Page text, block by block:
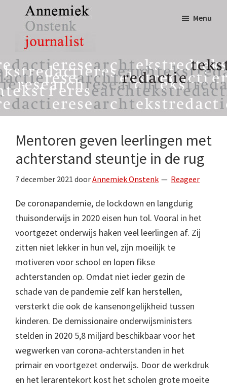
inhoud
eerste
sidebar
Annemiek
Onstenk
Journalist
tekst,
redactie
&
research
Menu
Mentoren geven leerlingen met
achterstand steuntje in de rug
7 december 2021 doorAnnemiek Onstenk Reageer
De coronapandemie, de lockdown en langdurig
thuisonderwijs in 2020 eisen hun tol. Vooral in het
voortgezet onderwijs haken veel leerlingen af. Zij
zitten niet lekker in hun vel, zijn moeilijk te
motiveren voor school en lopen fikse
achterstanden op. Omdat niet ieder gezin de
schade van de pandemie zelf kan herstellen,
versterkt die ook de kansenongelijkheid tussen
kinderen. De demissionaire onderwijsministers
stelden in 2020 5,8 miljard beschikbaar voor het
wegwerken van corona-achterstanden in het
primair en voortgezet onderwijs. Door de werkdruk
en het lerarentekort kost het scholen grote moeite